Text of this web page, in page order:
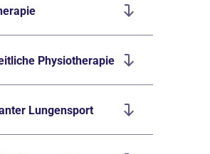
Physiotherapie
Lungensport